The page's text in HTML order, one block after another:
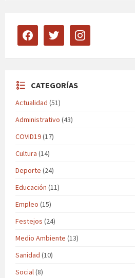
facebook twitter instagram
CATEGORÍAS
Actualidad (51)
Administrativo (43)
COVID19(17)
Cultura (14)
Deporte (24)
Educación (11)
Empleo (15)
Festejos (24)
Medio Ambiente (13)
Sanidad (10)
Social(8)